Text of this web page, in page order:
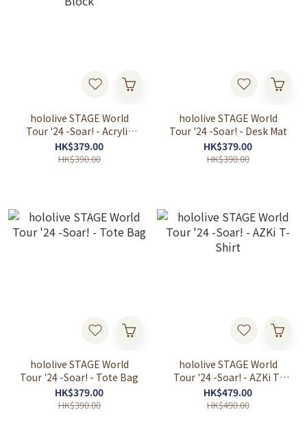
hololive STAGE World
Tour '24 -Soar! - Acrylic
Block
HK$379.00
HK$390.00
hololive STAGE World
Tour '24 -Soar! - Desk Mat
HK$379.00
HK$390.00
hololive STAGE World
Tour '24 -Soar! - Tote Bag
HK$379.00
HK$390.00
hololive STAGE World
Tour '24 -Soar! - AZKi T-
Shirt
HK$479.00
HK$490.00